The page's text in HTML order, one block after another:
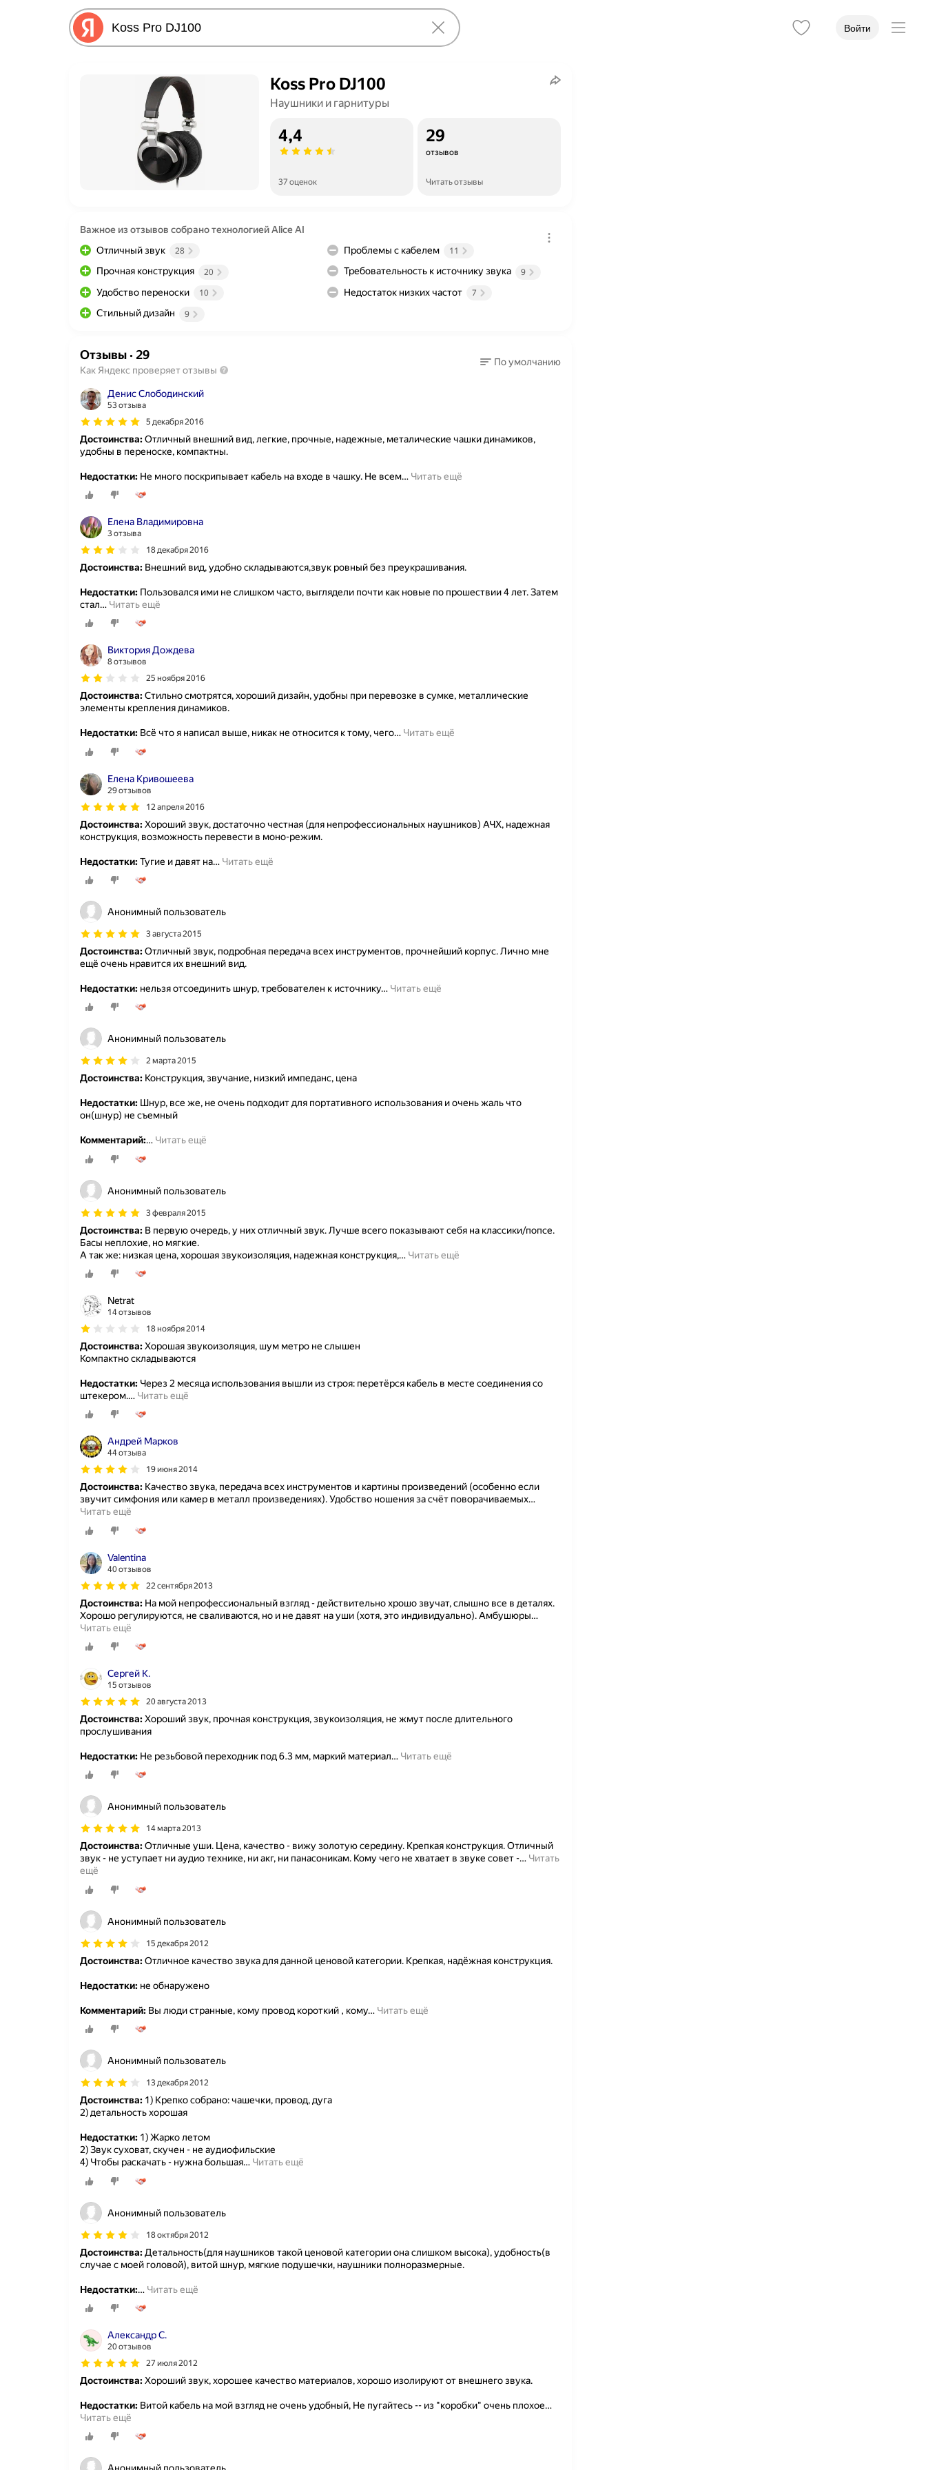
Войти
Koss Pro DJ100
Наушники и гарнитуры
4,4
37 оценок
29
отзывов
Читать отзывы
Важное из отзывов собрано технологией Alice AI
Отличный звук
28
Прочная конструкция 20
Удобство переноски 10
Стильный дизайн 9
Проблемы с кабелем 11
Требовательность к источнику звука 9
Недостаток низких частот 7
Отзывы· 29
Как Яндекс проверяет отзывы
По умолчанию
Денис Слободинский
53 отзыва
5 декабря 2016
Достоинства:Отличный внешний вид, легкие, прочные, надежные, металические чашки динамиков,
удобны в переноске, компактны.
Недостатки: Не много поскрипывает кабель на входе в чашку. Не всем… Читать ещё
Елена Владимировна
3 отзыва
18 декабря 2016
Достоинства: Внешний вид, удобно складываются,звук ровный без преукрашивания.
Недостатки: Пользовался ими не слишком часто, выглядели почти как новые по прошествии 4 лет. Затем
стал… Читать ещё
Виктория Дождева
8 отзывов
25 ноября 2016
Достоинства:Стильно смотрятся, хороший дизайн, удобны при перевозке в сумке, металлические
элементы крепления динамиков.
Недостатки: Всё что я написал выше, никак не относится к тому, чего… Читать ещё
Елена Кривошеева
29 отзывов
12 апреля 2016
Достоинства:Хороший звук, достаточно честная (для непрофессиональных наушников) АЧХ, надежная
конструкция, возможность перевести в моно-режим.
Недостатки:Тугие и давят на… Читать ещё
Анонимный пользователь
3 августа 2015
Достоинства:Отличный звук, подробная передача всех инструментов, прочнейший корпус. Лично мне
ещё очень нравится их внешний вид.
Недостатки: нельзя отсоединить шнур, требователен к источнику… Читать ещё
Анонимный пользователь
2 марта 2015
Достоинства: Конструкция, звучание, низкий импеданс, цена
Недостатки: Шнур, все же, не очень подходит для портативного использования и очень жаль что
он(шнур) не съемный
Комментарий:… Читать ещё
Анонимный пользователь
3 февраля 2015
Достоинства: В первую очередь, у них отличный звук. Лучше всего показывают себя на классики/попсе.
Басы неплохие, но мягкие.
А так же: низкая цена, хорошая звукоизоляция, надежная конструкция,… Читать ещё
Netrat
14 отзывов
18 ноября 2014
Достоинства:Хорошая звукоизоляция, шум метро не слышен
Компактно складываются
Недостатки: Через 2 месяца использования вышли из строя: перетёрся кабель в месте соединения со
штекером.… Читать ещё
Андрей Марков
44 отзыва
19 июня 2014
Достоинства: Качество звука, передача всех инструментов и картины произведений (особенно если
звучит симфония или камер в металл произведениях). Удобство ношения за счёт поворачиваемых…
Читать ещё
Valentina
40 отзывов
22 сентября 2013
Достоинства: На мой непрофессиональный взгляд - действительно хрошо звучат, слышно все в деталях.
Хорошо регулируются, не сваливаются, но и не давят на уши (хотя, это индивидуально). Амбушюры…
Читать ещё
Сергей К.
15 отзывов
20 августа 2013
Достоинства:Хороший звук, прочная конструкция, звукоизоляция, не жмут после длительного
прослушивания
Недостатки: Не резьбовой переходник под 6.3 мм, маркий материал… Читать ещё
Анонимный пользователь
14 марта 2013
Достоинства:Отличные уши. Цена, качество - вижу золотую середину. Крепкая конструкция. Отличный
звук - не уступает ни аудио технике, ни акг, ни панасоникам. Кому чего не хватает в звуке совет -… Читать
ещё
Анонимный пользователь
15 декабря 2012
Достоинства:Отличное качество звука для данной ценовой категории. Крепкая, надёжная конструкция.
Недостатки: не обнаружено
Комментарий: Вы люди странные, кому провод короткий , кому… Читать ещё
Анонимный пользователь
13 декабря 2012
Достоинства: 1) Крепко собрано: чашечки, провод, дуга
2) детальность хорошая
Недостатки: 1) Жарко летом
2) Звук суховат, скучен - не аудиофильские
4) Чтобы раскачать - нужна большая… Читать ещё
Анонимный пользователь
18 октября 2012
Достоинства:Детальность(для наушников такой ценовой категории она слишком высока), удобность(в
случае с моей головой), витой шнур, мягкие подушечки, наушники полноразмерные.
Недостатки:… Читать ещё
Александр С.
20 отзывов
27 июля 2012
Достоинства:Хороший звук, хорошее качество материалов, хорошо изолируют от внешнего звука.
Недостатки: Витой кабель на мой взгляд не очень удобный, Не пугайтесь -- из "коробки" очень плохое…
Читать ещё